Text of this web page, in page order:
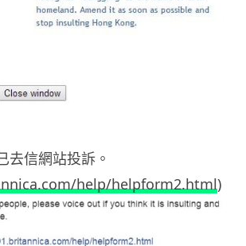
信網站投訴。
help/helpform2.html)